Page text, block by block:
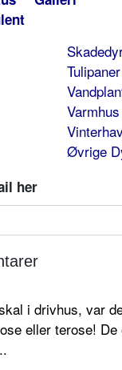
Tulipaner
Varmhus
Øvrige
her
i drivhus, var
eller terose!